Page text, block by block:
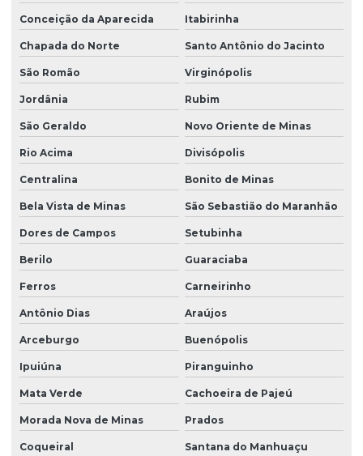
Conceição da Aparecida Itabirinha
Chapada do Norte Santo Antônio do Jacinto
São Romão Virginópolis
Jordânia Rubim
São Geraldo Novo Oriente de Minas
Rio Acima Divisópolis
Centralina Bonito de Minas
Bela Vista de Minas São Sebastião do Maranhão
Dores de Campos Setubinha
Berilo Guaraciaba
Ferros Carneirinho
Antônio Dias Araújos
Arceburgo Buenópolis
Ipuiúna Piranguinho
Mata Verde Cachoeira de Pajeú
Morada Nova de Minas Prados
Coqueiral Santana do Manhuaçu